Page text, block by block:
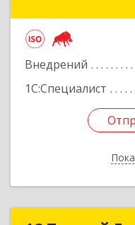
Внедрений
1С:Специалист